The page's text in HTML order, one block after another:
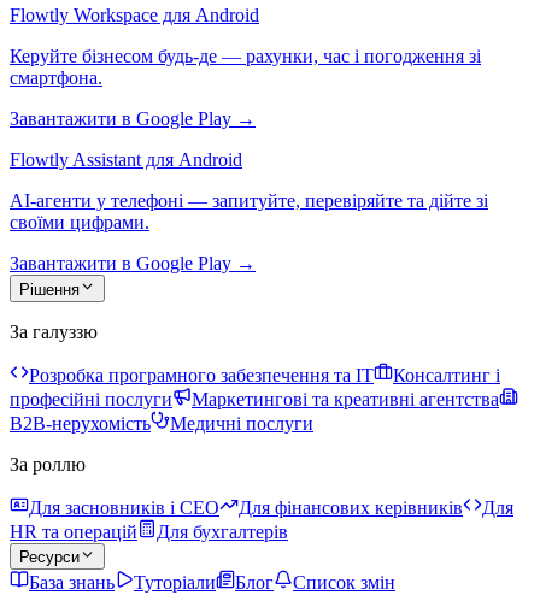
Flowtly Workspace для Android
Керуйте бізнесом будь-де — рахунки, час і погодження зі
смартфона.
Завантажити в Google Play →
Flowtly Assistant для Android
AI-агенти у телефоні — запитуйте, перевіряйте та дійте зі
своїми цифрами.
Завантажити в Google Play →
Рішення
За галуззю
Розробка програмного забезпечення та IT
Консалтинг і
професійні послуги
Маркетингові та креативні агентства
B2B-нерухомість
Медичні послуги
За роллю
Для засновників і CEO Для фінансових керівників
Для
HR та операцій
Для бухгалтерів
Ресурси
База знань Туторіали Блог
Список змін